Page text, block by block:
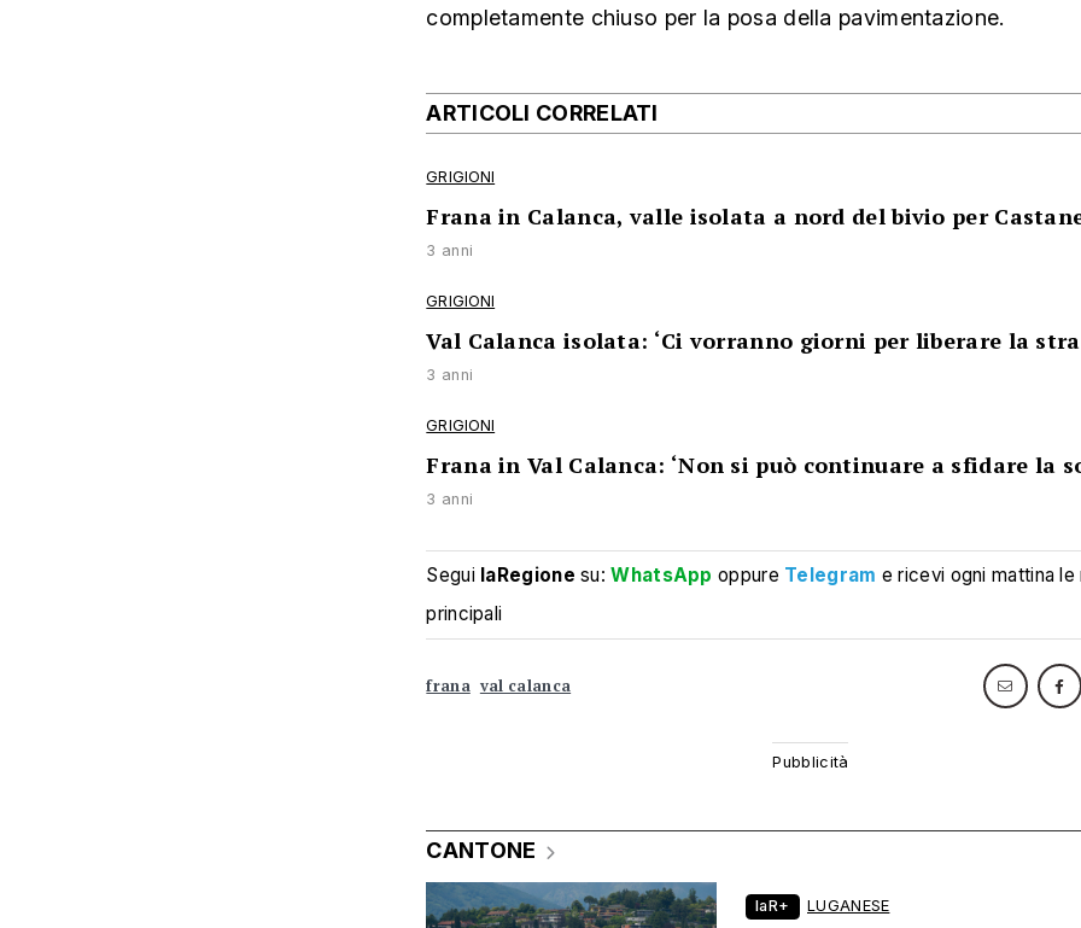
completamente chiuso per la posa della pavimentazione.
ARTICOLI CORRELATI
GRIGIONI
Frana in Calanca, valle isolata a nord del bivio per
3 anni
GRIGIONI
Val Calanca isolata: ‘Ci vorranno giorni per liberare la
3 anni
GRIGIONI
Frana in Val Calanca: ‘Non si può continuare a sfidare la
3 anni
Segui laRegione su:WhatsApp oppure Telegram e ricevi ogni mattina le
principali
frana val calanca
CANTONE
laR+ LUGANESE